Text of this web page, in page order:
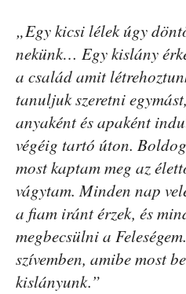
„Egy kicsi lélek úgy
nekünk… Egy kislány
a család amit
tanuljuk szeretni
anyaként és apaként
végéig tartó úton.
most kaptam meg az
vágytam. Minden nap
a fiam iránt érzek, és
megbecsülni a
szívemben, amibe most
kislányunk.”